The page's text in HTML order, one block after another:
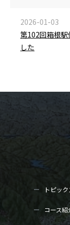
2026-01-03
第102回箱根駅
した
トピック
コース紹